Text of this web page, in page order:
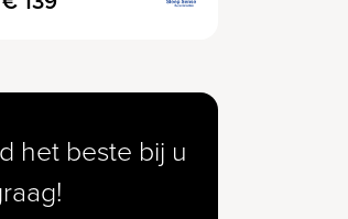
het beste bij u